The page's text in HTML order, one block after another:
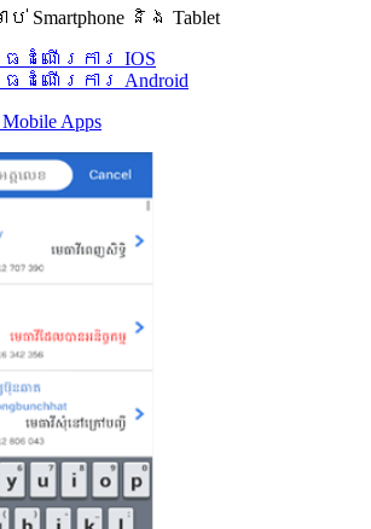
និង Tablet
ណើរការ IOS
ណើរការ Android
Apps